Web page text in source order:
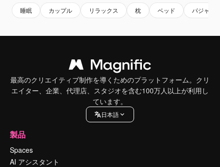
睡眠 カップル リラックス 枕 ベッド パジャマ
最高のクリエイティブ制作を導くためのプラットフォーム。クリ
エイター、企業、代理店、スタジオを含む100万人以上が利用し
ています。
日本語
製品
Spaces
AI アシスタント